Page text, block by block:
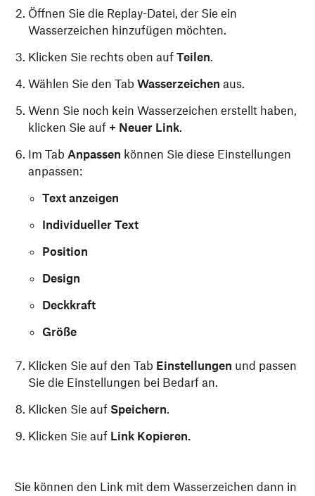
Öffnen Sie die Replay-Datei, der Sie ein
Wasserzeichen hinzufügen möchten.
Klicken Sie rechts oben auf Teilen.
Wählen Sie den Tab Wasserzeichen aus.
Wenn Sie noch kein Wasserzeichen erstellt haben,
klicken Sie auf + Neuer Link.
Im Tab Anpassen können Sie diese Einstellungen
anpassen:
Text anzeigen
Individueller Text
Position
Design
Deckkraft
Größe
Klicken Sie auf den Tab Einstellungen und passen
Sie die Einstellungen bei Bedarf an.
Klicken Sie auf Speichern.
Klicken Sie auf Link Kopieren.
Sie können den Link mit dem Wasserzeichen dann in